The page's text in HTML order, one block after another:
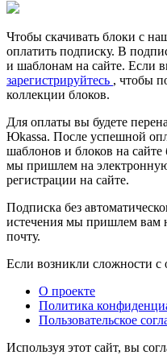
Чтобы скачивать блоки с
оплатить подписку. В
и шаблонам на сайте. Если
зарегистрируйтесь , чтобы
коллекции блоков.
Для оплаты вы будете
Юkassa. После успешной
шаблонов и блоков на сайте
мы пришлем на
регистрации на сайте.
Подписка без
истечения мы пришлем вам
почту.
Если возникли сложности с
О проекте
Политика
Пользовательское
Используя этот сайт, вы